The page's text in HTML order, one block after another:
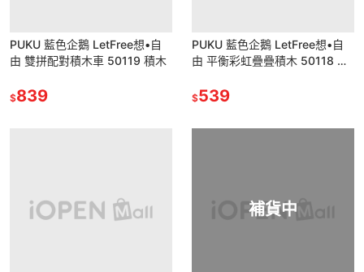
PUKU 藍色企鵝 LetFree想•自
由 雙拼配對積木車 50119 積木
$839
PUKU 藍色企鵝 LetFree想•自
由 平衡彩虹疊疊積木 50118 積
$539
補貨中